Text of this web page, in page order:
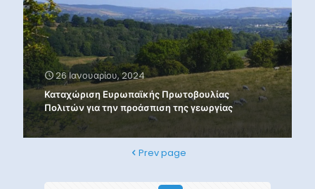
26 Ιανουαρίου, 2024
Καταχώριση Ευρωπαϊκής Πρωτοβουλίας
Πολιτών για την προάσπιση της γεωργίας
Prev page